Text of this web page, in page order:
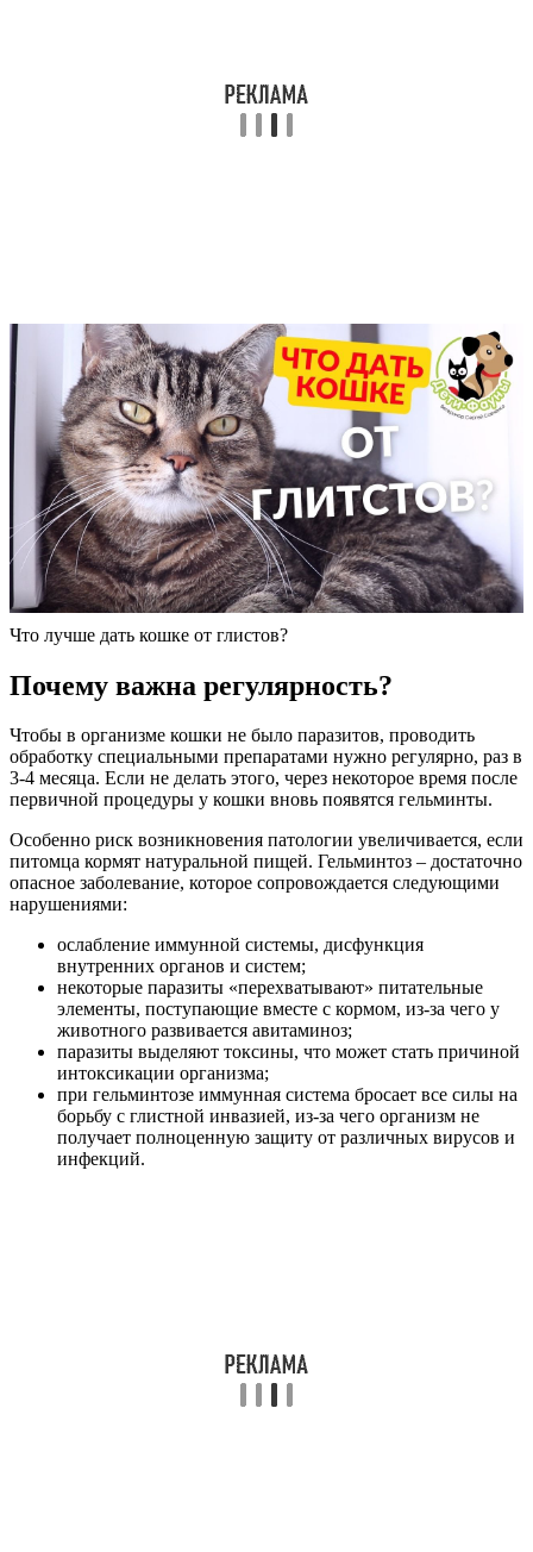
Что лучше дать кошке от глистов?
Почему важна регулярность?
Чтобы в организме кошки не было паразитов, проводить
обработку специальными препаратами нужно регулярно, раз в
3-4 месяца. Если не делать этого, через некоторое время после
первичной процедуры у кошки вновь появятся гельминты.
Особенно риск возникновения патологии увеличивается, если
питомца кормят натуральной пищей. Гельминтоз – достаточно
опасное заболевание, которое сопровождается следующими
нарушениями:
ослабление иммунной системы, дисфункция
внутренних органов и систем;
некоторые паразиты «перехватывают» питательные
элементы, поступающие вместе с кормом, из-за чего у
животного развивается авитаминоз;
паразиты выделяют токсины, что может стать причиной
интоксикации организма;
при гельминтозе иммунная система бросает все силы на
борьбу с глистной инвазией, из-за чего организм не
получает полноценную защиту от различных вирусов и
инфекций.